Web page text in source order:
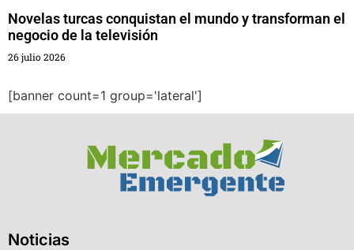
Novelas turcas conquistan el mundo y transforman el
negocio de la televisión
26 julio 2026
[banner count=1 group='lateral']
Noticias